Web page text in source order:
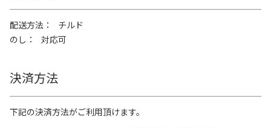
配送方法
チルド
のし
対応可
決済方法
下記の決済方法がご利用頂けます。